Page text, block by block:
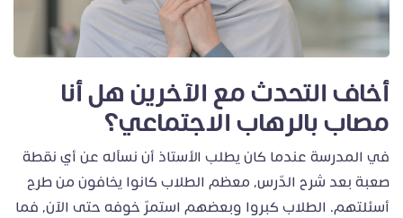
أخاف التحدث مع الآخرين هل أنا
مصاب بالرهاب الاجتماعي؟
في المدرسة عندما كان يطلب الأستاذ أن نسأله عن أي نقطة
صعبة بعد شرح الدّرس، معظم الطلاب كانوا يخافون من طرحِ
أسئلتهم. الطلاب كبروا وبعضهم استمرّ خوفه حتى الآن، فما